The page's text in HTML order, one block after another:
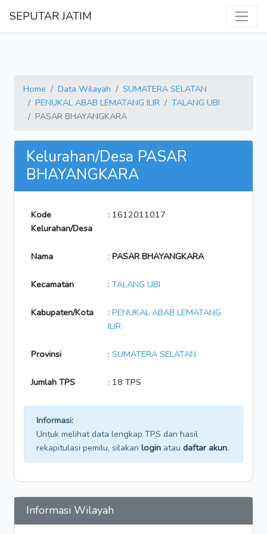
SEPUTAR JATIM
Home Data Wilayah
SUMATERA SELATAN
PENUKAL ABAB LEMATANG ILIR
TALANG UBI
PASAR BHAYANGKARA
Kelurahan/Desa PASAR
BHAYANGKARA
Kode
Kelurahan/Desa
: 1612011017
Nama : PASAR BHAYANGKARA
Kecamatan : TALANG UBI
Kabupaten/Kota : PENUKAL ABAB LEMATANG
ILIR
Provinsi : SUMATERA SELATAN
Jumlah TPS : 18 TPS
Informasi:
Untuk melihat data lengkap TPS dan hasil
rekapitulasi pemilu, silakan login atau daftar akun.
Informasi Wilayah